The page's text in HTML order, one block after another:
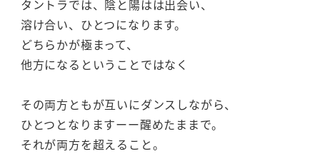
タントラでは、陰と陽はは出会い、
溶け合い、ひとつになります。
どちらかが極まって、
他方になるということではなく
その両方ともが互いにダンスしながら、
ひとつとなりますーー醒めたままで。
それが両方を超えること。